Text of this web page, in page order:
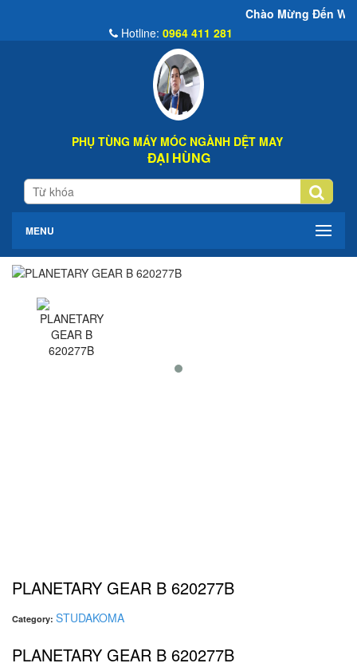
Chào Mừng Đến Website Đại Hùng
Hotline: 0964 411 281
PHỤ TÙNG MÁY MÓC NGÀNH DỆT MAY
ĐẠI HÙNG
MENU
PLANETARY GEAR B 620277B
Category: STUDAKOMA
PLANETARY GEAR B 620277B